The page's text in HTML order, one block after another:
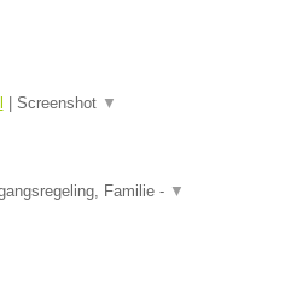
Screenshot ▼
Familie - ▼